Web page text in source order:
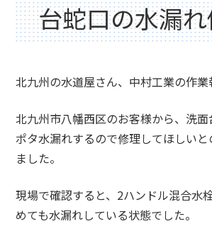
台蛇口の水漏
北九州の水道屋さん、中村工業の作業
北九州市八幡西区のお客様から、洗
ポタ水漏れするので修理してほしい
ました。
現場で確認すると、2ハンドル混合水
めても水漏れしている状態でした。